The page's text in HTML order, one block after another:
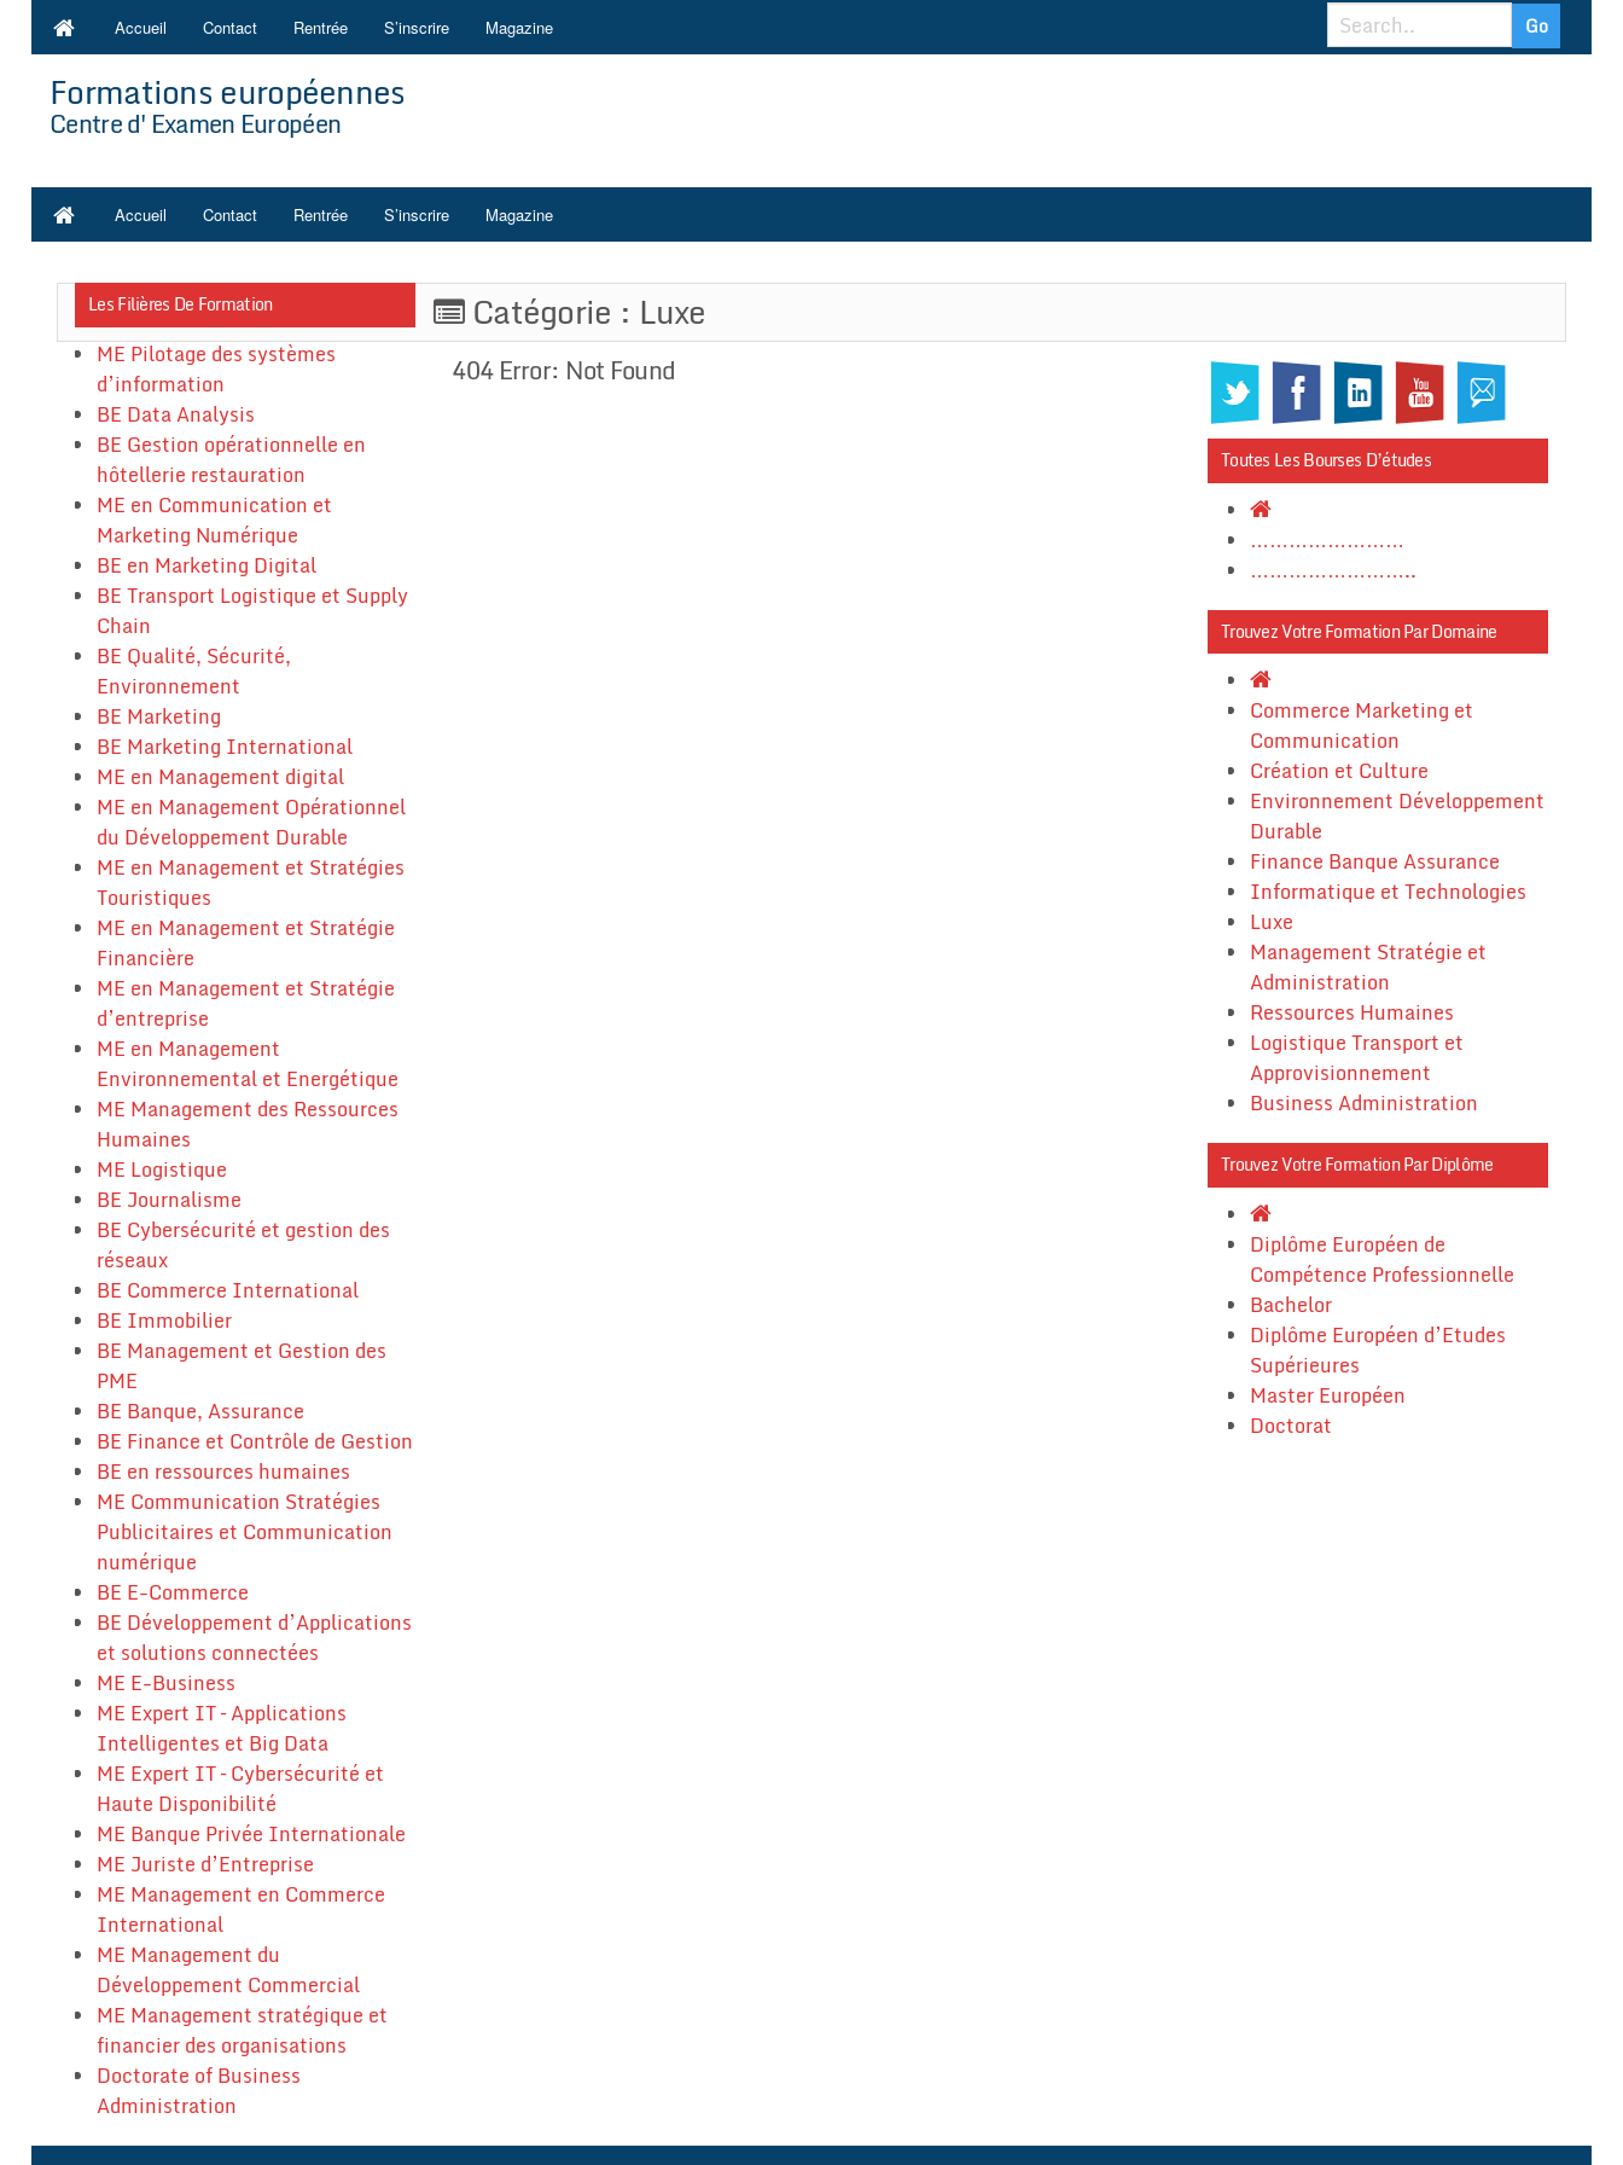
Accueil Contact Rentrée S’inscrire Magazine
Formations européennes
Centre d'Examen Européen
Accueil Contact Rentrée S’inscrire Magazine
Les Filières De Formation
ME Pilotage des systèmes
d’information
BE Data Analysis
BE Gestion opérationnelle en
hôtellerie restauration
ME en Communication et
Marketing Numérique
BE en Marketing Digital
BE Transport Logistique et Supply
Chain
BE Qualité, Sécurité,
Environnement
BE Marketing
BE Marketing International
ME en Management digital
ME en Management Opérationnel
du Développement Durable
ME en Management et Stratégies
Touristiques
ME en Management et Stratégie
Financière
ME en Management et Stratégie
d’entreprise
ME en Management
Environnemental et Energétique
ME Management des Ressources
Humaines
ME Logistique
BE Journalisme
BE Cybersécurité et gestion des
réseaux
BE Commerce International
BE Immobilier
BE Management et Gestion des
PME
BE Banque, Assurance
BE Finance et Contrôle de Gestion
BE en ressources humaines
ME Communication Stratégies
Publicitaires et Communication
numérique
BE E-Commerce
BE Développement d’Applications
et solutions connectées
ME E-Business
ME Expert IT – Applications
Intelligentes et Big Data
ME Expert IT – Cybersécurité et
Haute Disponibilité
ME Banque Privée Internationale
ME Juriste d’Entreprise
ME Management en Commerce
International
ME Management du
Développement Commercial
ME Management stratégique et
financier des organisations
Doctorate of Business
Administration
Catégorie : Luxe
404 Error: Not Found
Toutes Les Bourses D’études
……………………
……………………..
Trouvez Votre Formation Par Domaine
Commerce Marketing et
Communication
Création et Culture
Environnement Développement
Durable
Finance Banque Assurance
Informatique et Technologies
Luxe
Management Stratégie et
Administration
Ressources Humaines
Logistique Transport et
Approvisionnement
Business Administration
Trouvez Votre Formation Par Diplôme
Diplôme Européen de
Compétence Professionnelle
Bachelor
Diplôme Européen d’Etudes
Supérieures
Master Européen
Doctorat